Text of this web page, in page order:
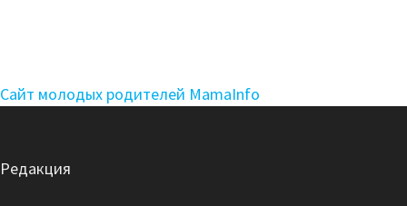
Сайт молодых родителей MamaInfo
Редакция